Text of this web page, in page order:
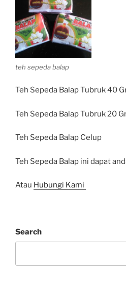
teh sepeda balap
Teh Sepeda Balap Tubruk 40
Teh Sepeda Balap Tubruk 20
Teh Sepeda Balap Celup
Teh Sepeda Balap ini dapat
Atau Hubungi Kami
Search